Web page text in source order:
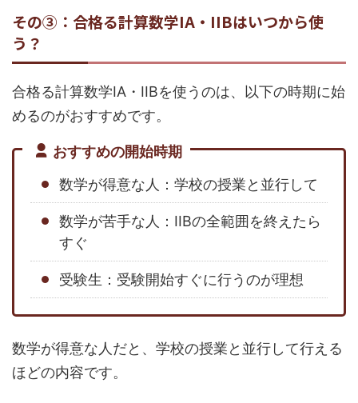
その③：合格る計算数学IA・IIBはいつから使
う？
合格る計算数学IA・IIBを使うのは、以下の時期に始
めるのがおすすめです。
おすすめの開始時期
数学が得意な人：学校の授業と並行して
数学が苦手な人：IIBの全範囲を終えたら
すぐ
受験生：受験開始すぐに行うのが理想
数学が得意な人だと、学校の授業と並行して行える
ほどの内容です。